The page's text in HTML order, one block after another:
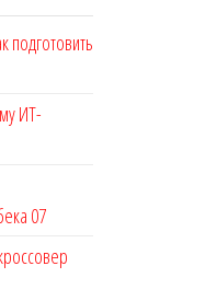
подготовить
ИТ-
07